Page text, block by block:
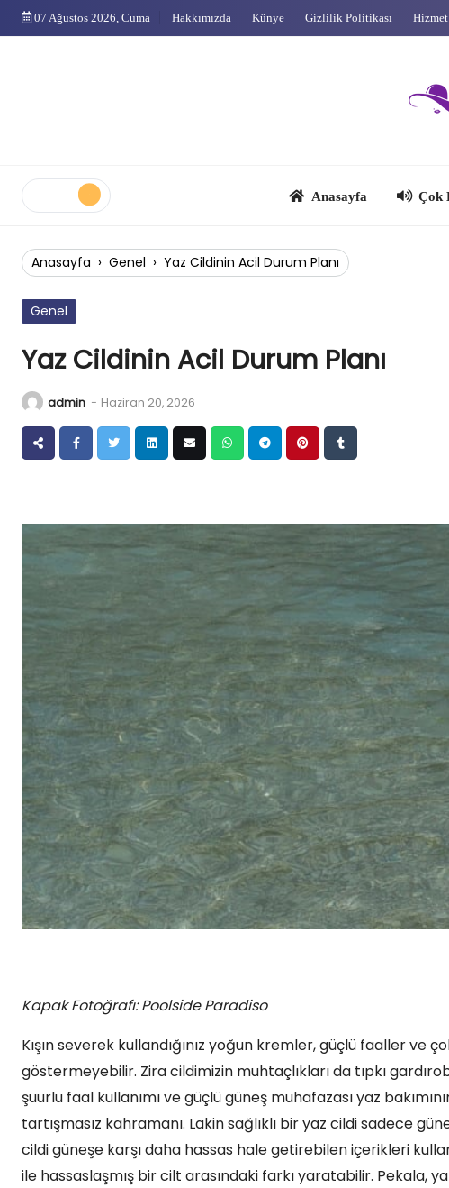
Skip
07 Ağustos 2026, Cuma Hakkımızda Künye Gizlilik Politikası Hizmet
Anasayfa › Genel › Yaz Cildinin Acil Durum Planı
Genel
Yaz Cildinin Acil Durum Planı
admin - Haziran 20, 2026
Kapak Fotoğrafı: Poolside Paradiso
Kışın severek kullandığınız yoğun kremler, güçlü faaller ve
göstermeyebilir. Zira cildimizin muhtaçlıkları da tıpkı
şuurlu faal kullanımı ve güçlü güneş muhafazası yaz
tartışmasız kahramanı. Lakin sağlıklı bir yaz cildi sadece
cildi güneşe karşı daha hassas hale getirebilen içerikleri
ile hassaslaşmış bir cilt arasındaki farkı yaratabilir. Pekala,